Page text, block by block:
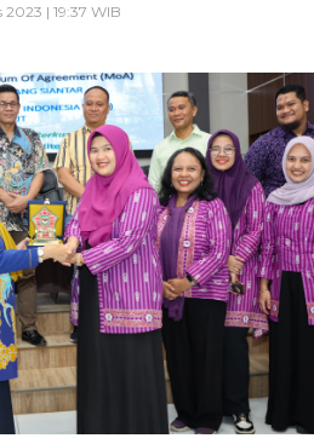
2023 | 19:37 WIB